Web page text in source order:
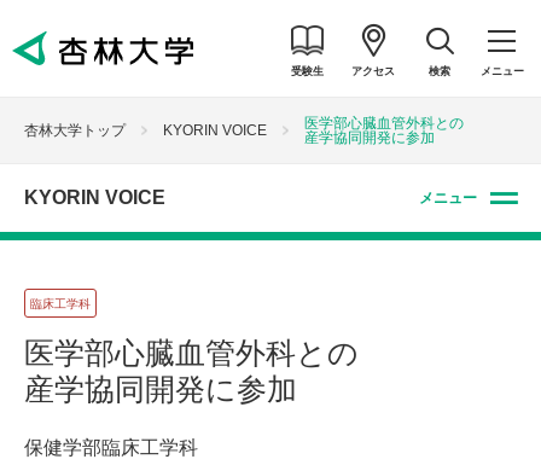
受験生 アクセス 検索 メニュー
杏林大学トップ KYORIN VOICE
医学部心臓血管外科との
産学協同開発に参加
KYORIN VOICE メニュー
臨床工学科
医学部心臓血管外科との
産学協同開発に参加
保健学部臨床工学科